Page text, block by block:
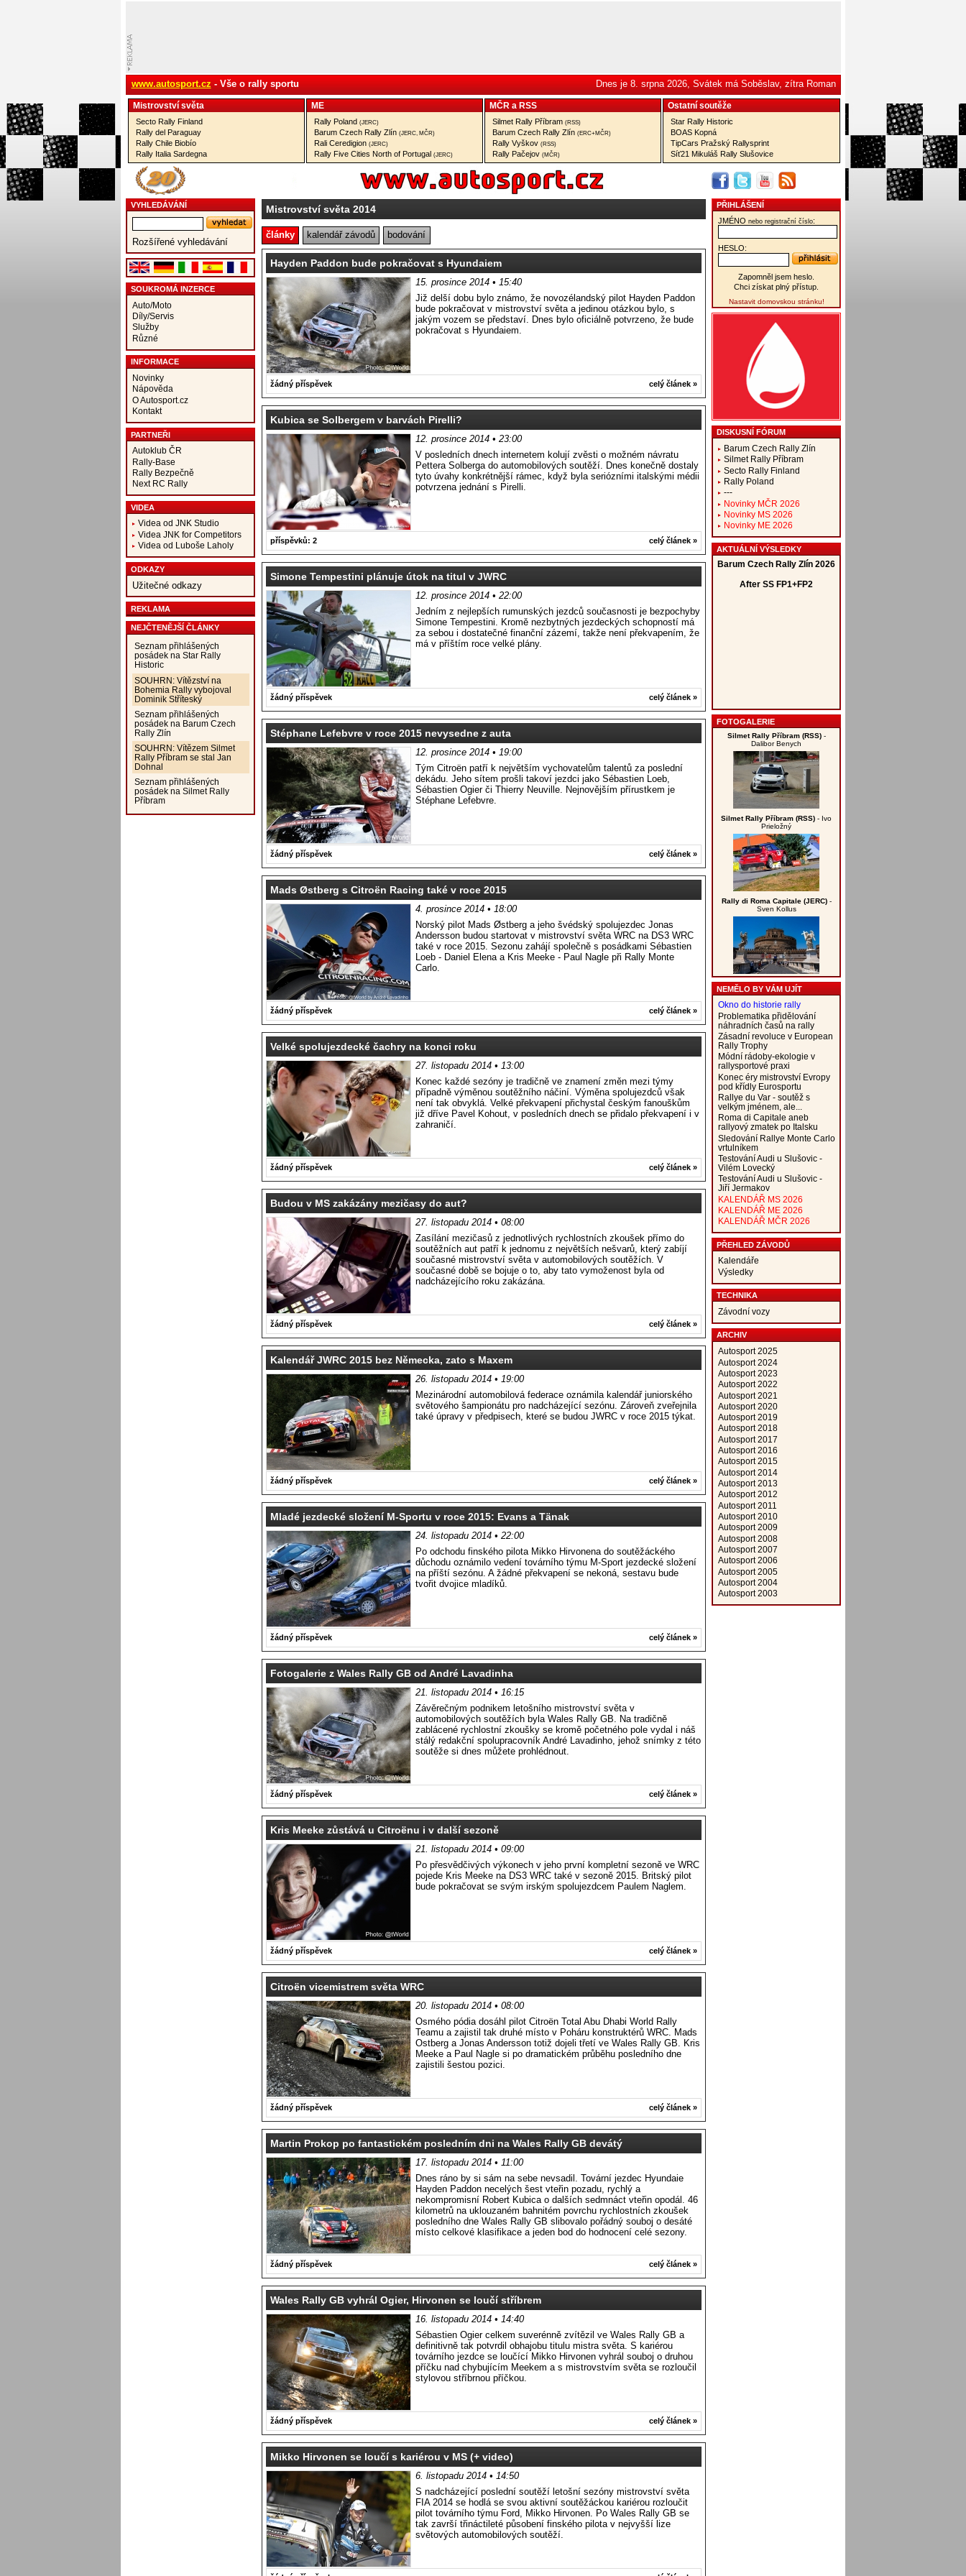
www.autosport.cz - Vše o rally sportu Dnes je 8. srpna 2026, Svátek má Soběslav, zítra Roman
Mistrovství­ světa
Secto Rally Finland
Rally del Paraguay
Rally Chile Biobío
Rally Italia Sardegna
ME
Rally Poland (JERC)
Barum Czech Rally Zlín (JERC, MČR)
Rali Ceredigion (JERC)
Rally Five Cities North of Portugal (JERC)
MČR a RSS
Silmet Rally Příbram (RSS)
Barum Czech Rally Zlín (ERC+MČR)
Rally Vyškov (RSS)
Rally Pačejov (MČR)
Ostatní­ soutěže
Star Rally Historic
BOAS Kopná
TipCars Pražský Rallysprint
Síť21 Mikuláš Rally Slušovice
VYHLEDÁVÁNÍ
Rozšířené vyhledávání
SOUKROMÁ INZERCE
Auto/Moto
Díly/Servis
Služby
Různé
INFORMACE
Novinky
Nápověda
O Autosport.cz
Kontakt
PARTNEŘI
Autoklub ČR
Rally-Base
Rally Bezpečně
Next RC Rally
VIDEA
Videa od JNK Studio
Videa JNK for Competitors
Videa od Luboše Laholy
ODKAZY
Užitečné odkazy
REKLAMA
NEJČTENĚJŠÍ ČLÁNKY
Seznam přihlášených
posádek na Star Rally
Historic
SOUHRN: Vítězství na
Bohemia Rally vybojoval
Dominik Stříteský
Seznam přihlášených
posádek na Barum Czech
Rally Zlín
SOUHRN: Vítězem Silmet
Rally Příbram se stal Jan
Dohnal
Seznam přihlášených
posádek na Silmet Rally
Příbram
Mistrovství světa 2014
články kalendář závodů bodování
Hayden Paddon bude pokračovat s Hyundaiem
15. prosince 2014 • 15:40
Již delší dobu bylo známo, že novozélandský pilot Hayden Paddon
bude pokračovat v mistrovství světa a jedinou otázkou bylo, s
jakým vozem se představí. Dnes bylo oficiálně potvrzeno, že bude
pokračovat s Hyundaiem.
žádný příspěvek celý článek »
Kubica se Solbergem v barvách Pirelli?
12. prosince 2014 • 23:00
V posledních dnech internetem kolují zvěsti o možném návratu
Pettera Solberga do automobilových soutěží. Dnes konečně dostaly
tyto úvahy konkrétnější rámec, když byla seriózními italskými médii
potvrzena jednání s Pirelli.
příspěvků: 2 celý článek »
Simone Tempestini plánuje útok na titul v JWRC
12. prosince 2014 • 22:00
Jedním z nejlepších rumunských jezdců současnosti je bezpochyby
Simone Tempestini. Kromě nezbytných jezdeckých schopností má
za sebou i dostatečné finanční zázemí, takže není překvapením, že
má v příštím roce velké plány.
žádný příspěvek celý článek »
Stéphane Lefebvre v roce 2015 nevysedne z auta
12. prosince 2014 • 19:00
Tým Citroën patří k největším vychovatelům talentů za poslední
dekádu. Jeho sítem prošli takoví jezdci jako Sébastien Loeb,
Sébastien Ogier či Thierry Neuville. Nejnovějším přírustkem je
Stéphane Lefebvre.
žádný příspěvek celý článek »
Mads Østberg s Citroën Racing také v roce 2015
4. prosince 2014 • 18:00
Norský pilot Mads Østberg a jeho švédský spolujezdec Jonas
Andersson budou startovat v mistrovství světa WRC na DS3 WRC
také v roce 2015. Sezonu zahájí společně s posádkami Sébastien
Loeb - Daniel Elena a Kris Meeke - Paul Nagle při Rally Monte
Carlo.
žádný příspěvek celý článek »
Velké spolujezdecké čachry na konci roku
27. listopadu 2014 • 13:00
Konec každé sezóny je tradičně ve znamení změn mezi týmy
případně výměnou soutěžního náčiní. Výměna spolujezdců však
není tak obvyklá. Velké překvapení přichystal českým fanouškům
již dříve Pavel Kohout, v posledních dnech se přidalo překvapení i v
zahraničí.
žádný příspěvek celý článek »
Budou v MS zakázány mezičasy do aut?
27. listopadu 2014 • 08:00
Zasílání mezičasů z jednotlivých rychlostních zkoušek přímo do
soutěžních aut patří k jednomu z největších nešvarů, který zabíjí
současné mistrovství světa v automobilových soutěžích. V
současné době se bojuje o to, aby tato vymoženost byla od
nadcházejícího roku zakázána.
žádný příspěvek celý článek »
Kalendář JWRC 2015 bez Německa, zato s Maxem
26. listopadu 2014 • 19:00
Mezinárodní automobilová federace oznámila kalendář juniorského
světového šampionátu pro nadcházející sezónu. Zároveň zveřejnila
také úpravy v předpisech, které se budou JWRC v roce 2015 týkat.
žádný příspěvek celý článek »
Mladé jezdecké složení M-Sportu v roce 2015: Evans a Tänak
24. listopadu 2014 • 22:00
Po odchodu finského pilota Mikko Hirvonena do soutěžáckého
důchodu oznámilo vedení továrního týmu M-Sport jezdecké složení
na příští sezónu. A žádné překvapení se nekoná, sestavu bude
tvořit dvojice mladíků.
žádný příspěvek celý článek »
Fotogalerie z Wales Rally GB od André Lavadinha
21. listopadu 2014 • 16:15
Závěrečným podnikem letošního mistrovství světa v
automobilových soutěžích byla Wales Rally GB. Na tradičně
zablácené rychlostní zkoušky se kromě početného pole vydal i náš
stálý redakční spolupracovník André Lavadinho, jehož snímky z této
soutěže si dnes můžete prohlédnout.
žádný příspěvek celý článek »
Kris Meeke zůstává u Citroënu i v další sezoně
21. listopadu 2014 • 09:00
Po přesvědčivých výkonech v jeho první kompletní sezoně ve WRC
pojede Kris Meeke na DS3 WRC také v sezoně 2015. Britský pilot
bude pokračovat se svým irským spolujezdcem Paulem Naglem.
žádný příspěvek celý článek »
Citroën vicemistrem světa WRC
20. listopadu 2014 • 08:00
Osmého pódia dosáhl pilot Citroën Total Abu Dhabi World Rally
Teamu a zajistil tak druhé místo v Poháru konstruktérů WRC. Mads
Ostberg a Jonas Andersson totiž dojeli třetí ve Wales Rally GB. Kris
Meeke a Paul Nagle si po dramatickém průběhu posledního dne
zajistili šestou pozici.
žádný příspěvek celý článek »
Martin Prokop po fantastickém posledním dni na Wales Rally GB devátý
17. listopadu 2014 • 11:00
Dnes ráno by si sám na sebe nevsadil. Tovární jezdec Hyundaie
Hayden Paddon necelých šest vteřin pozadu, rychlý a
nekompromisní Robert Kubica o dalších sedmnáct vteřin opodál. 46
kilometrů na uklouzaném bahnitém povrchu rychlostních zkoušek
posledního dne Wales Rally GB slibovalo pořádný souboj o desáté
místo celkové klasifikace a jeden bod do hodnocení celé sezony.
žádný příspěvek celý článek »
Wales Rally GB vyhrál Ogier, Hirvonen se loučí stříbrem
16. listopadu 2014 • 14:40
Sébastien Ogier celkem suverénně zvítězil ve Wales Rally GB a
definitivně tak potvrdil obhajobu titulu mistra světa. S kariérou
továrního jezdce se loučící Mikko Hirvonen vyhrál souboj o druhou
příčku nad chybujícím Meekem a s mistrovstvím světa se rozloučil
stylovou stříbrnou příčkou.
žádný příspěvek celý článek »
Mikko Hirvonen se loučí s kariérou v MS (+ video)
6. listopadu 2014 • 14:50
S nadcházející poslední soutěží letošní sezóny mistrovství světa
FIA 2014 se hodlá se svou aktivní soutěžáckou kariérou rozloučit
pilot továrního týmu Ford, Mikko Hirvonen. Po Wales Rally GB se
tak završí třináctileté působení finského pilota v nejvyšší lize
světových automobilových soutěží.
PŘIHLÁŠENÍ
JMÉNO nebo registrační číslo:
HESLO:
Zapomněl jsem heslo.
Chci získat plný přístup.
Nastavit domovskou stránku!
DISKUSNÍ FÓRUM
Barum Czech Rally Zlín
Silmet Rally Příbram
Secto Rally Finland
Rally Poland
---
Novinky MČR 2026
Novinky MS 2026
Novinky ME 2026
AKTUÁLNÍ VÝSLEDKY
FOTOGALERIE
Silmet Rally Příbram (RSS)-
Dalibor Benych
Silmet Rally Příbram (RSS) - Ivo
Prieložný
Rally di Roma Capitale (JERC)-
Sven Kollus
NEMĚLO BY VÁM UJÍT
Okno do historie rally
Problematika přidělování
náhradních časů na rally
Zásadní revoluce v European
Rally Trophy
Módní rádoby-ekologie v
rallysportové praxi
Konec éry mistrovství Evropy
pod křídly Eurosportu
Rallye du Var - soutěž s
velkým jménem, ale...
Roma di Capitale aneb
rallyový zmatek po Italsku
Sledování Rallye Monte Carlo
vrtulníkem
Testování Audi u Slušovic -
Vilém Lovecký
Testování Audi u Slušovic -
Jiří Jermakov
KALENDÁŘ MS 2026
KALENDÁŘ ME 2026
KALENDÁŘ MČR 2026
PŘEHLED ZÁVODŮ
Kalendáře
Výsledky
TECHNIKA
Závodní vozy
ARCHIV
Autosport 2025
Autosport 2024
Autosport 2023
Autosport 2022
Autosport 2021
Autosport 2020
Autosport 2019
Autosport 2018
Autosport 2017
Autosport 2016
Autosport 2015
Autosport 2014
Autosport 2013
Autosport 2012
Autosport 2011
Autosport 2010
Autosport 2009
Autosport 2008
Autosport 2007
Autosport 2006
Autosport 2005
Autosport 2004
Autosport 2003